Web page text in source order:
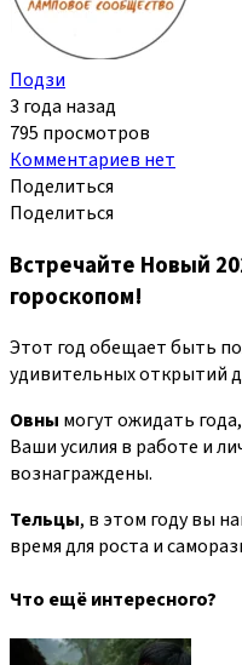
Подзи
3 года назад
795 просмотров
Комментариев нет
Поделиться
Поделиться
Встречайте Новый
гороскопом!
Этот год обещает быть
удивительных открытий
Овны могут ожидать
Ваши усилия в работе и
вознаграждены.
Тельцы, в этом году вы
время для роста и
Что ещё интересного?